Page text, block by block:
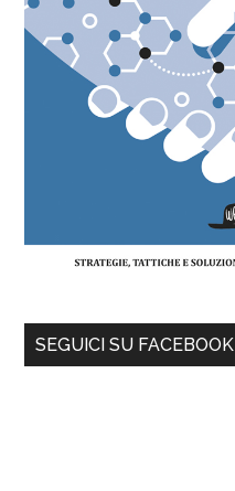
SEGUICI SU FACEBOOK